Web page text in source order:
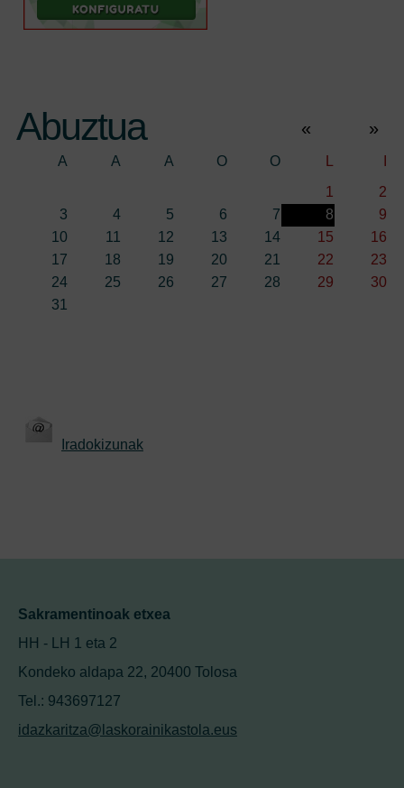
Abuztua « »
A A A O O
1
2
3
4 5 6 7 8
9
10
11 12 13 14 15
16
17
18 19 20 21 22
23
24
25 26 27 28 29
30
31
Iradokizunak
Sakramentinoak etxea
HH - LH 1 eta 2
Kondeko aldapa 22, 20400 Tolosa
Tel.: 943697127
idazkaritza@laskorainikastola.eus